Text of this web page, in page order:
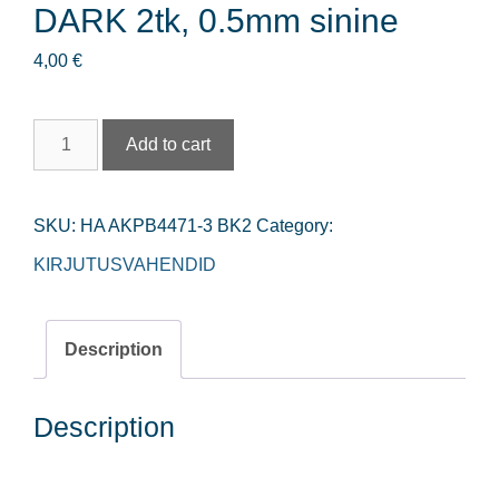
DARK 2tk, 0.5mm sinine
4,00 €
Kustutatav
tindipliiats
EARS
DARK
Add to cart
SKU: HA AKPB4471-3 BK2 Category:
KIRJUTUSVAHENDID
Description
Description